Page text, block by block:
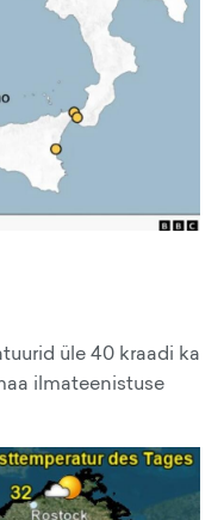
üle 40 kraadi ka
ilmateenistuse